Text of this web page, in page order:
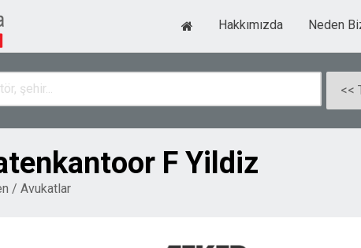
Hakkımızda Neden
F Yildiz
/ Avukatlar